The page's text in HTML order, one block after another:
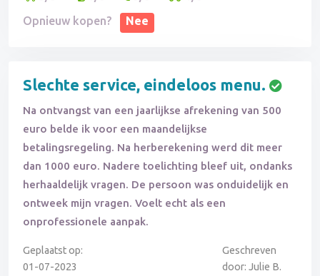
Opnieuw kopen?
Nee
Slechte service, eindeloos menu.
Na ontvangst van een jaarlijkse afrekening van 500
euro belde ik voor een maandelijkse
betalingsregeling. Na herberekening werd dit meer
dan 1000 euro. Nadere toelichting bleef uit, ondanks
herhaaldelijk vragen. De persoon was onduidelijk en
ontweek mijn vragen. Voelt echt als een
onprofessionele aanpak.
Geplaatst op:
01-07-2023
Geschreven
door: Julie B.